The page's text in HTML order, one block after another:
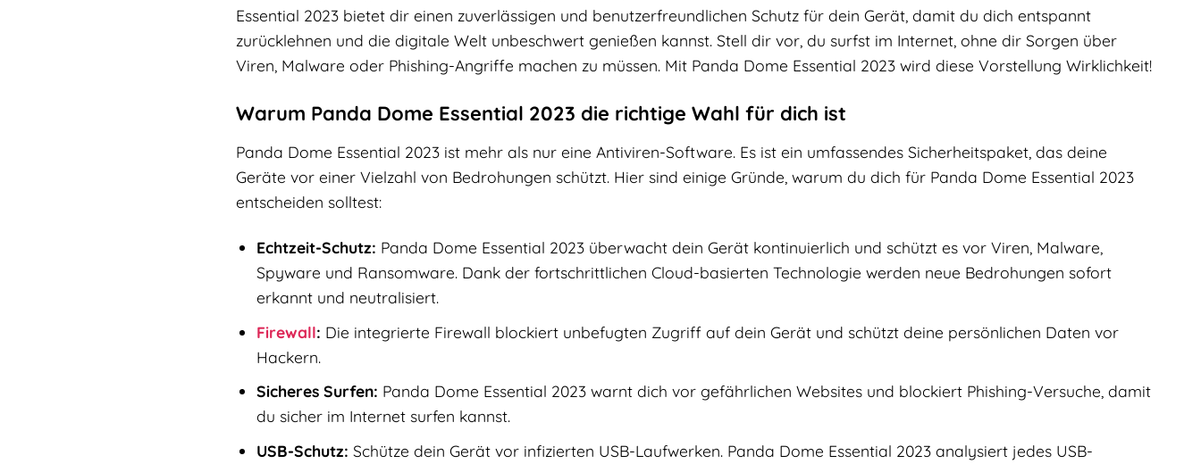
Essential 2023 bietet dir einen zuverlässigen und benutzerfreundlichen Schutz für dein Gerät, damit du dich entspannt
zurücklehnen und die digitale Welt unbeschwert genießen kannst. Stell dir vor, du surfst im Internet, ohne dir Sorgen über
Viren, Malware oder Phishing-Angriffe machen zu müssen. Mit Panda Dome Essential 2023 wird diese Vorstellung Wirklichkeit!
Warum Panda Dome Essential 2023 die richtige Wahl für dich ist
Panda Dome Essential 2023 ist mehr als nur eine Antiviren-Software. Es ist ein umfassendes Sicherheitspaket, das deine
Geräte vor einer Vielzahl von Bedrohungen schützt. Hier sind einige Gründe, warum du dich für Panda Dome Essential 2023
entscheiden solltest:
Echtzeit-Schutz: Panda Dome Essential 2023 überwacht dein Gerät kontinuierlich und schützt es vor Viren, Malware,
Spyware und Ransomware. Dank der fortschrittlichen Cloud-basierten Technologie werden neue Bedrohungen sofort
erkannt und neutralisiert.
Firewall: Die integrierte Firewall blockiert unbefugten Zugriff auf dein Gerät und schützt deine persönlichen Daten vor
Hackern.
Sicheres Surfen: Panda Dome Essential 2023 warnt dich vor gefährlichen Websites und blockiert Phishing-Versuche, damit
du sicher im Internet surfen kannst.
USB-Schutz: Schütze dein Gerät vor infizierten USB-Laufwerken. Panda Dome Essential 2023 analysiert jedes USB-